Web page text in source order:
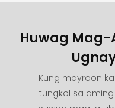
Huwag
Kung mayroon
tungkol sa